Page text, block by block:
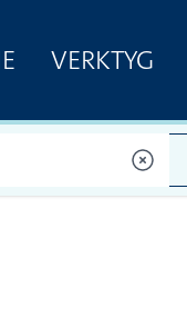
VERKTYG